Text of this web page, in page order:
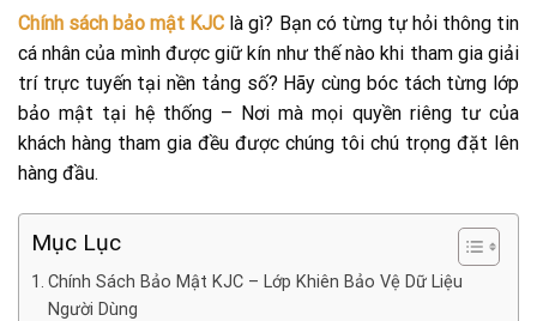
Chính sách bảo mật KJC là gì? Bạn có từng tự hỏi thông tin
cá nhân của mình được giữ kín như thế nào khi tham gia giải
trí trực tuyến tại nền tảng số? Hãy cùng bóc tách từng lớp
bảo mật tại hệ thống – Nơi mà mọi quyền riêng tư của
khách hàng tham gia đều được chúng tôi chú trọng đặt lên
hàng đầu.
Mục Lục
Chính Sách Bảo Mật KJC – Lớp Khiên Bảo Vệ Dữ Liệu
Người Dùng